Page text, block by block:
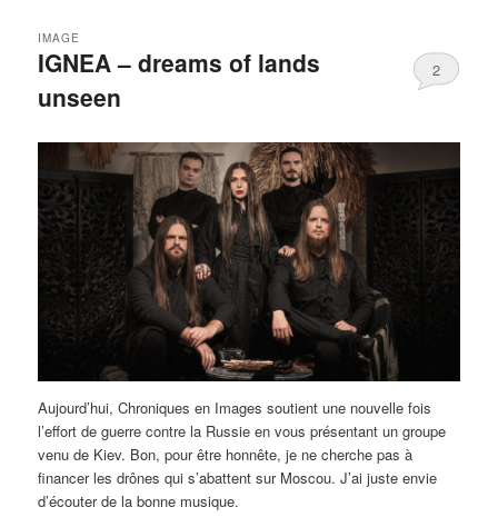
IGNEA – dreams of lands
unseen
IMAGE
2
Aujourd’hui, Chroniques en Images soutient une nouvelle fois
l’effort de guerre contre la Russie en vous présentant un groupe
venu de Kiev. Bon, pour être honnête, je ne cherche pas à
financer les drônes qui s’abattent sur Moscou. J’ai juste envie
d’écouter de la bonne musique.